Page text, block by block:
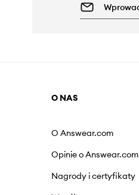
O NAS
O Answear.com
Opinie o Answear.com
Nagrody i certyfikaty